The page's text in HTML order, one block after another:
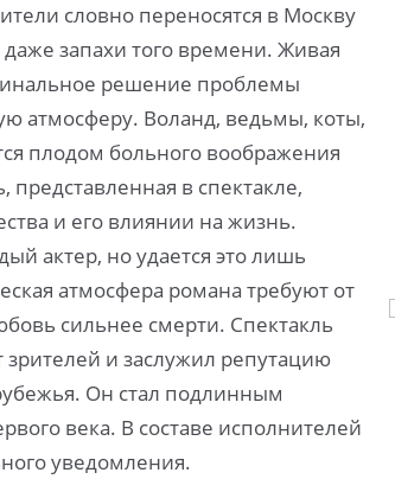
словно переносятся в Москву
запахи того времени. Живая
решение проблемы
атмосферу. Воланд, ведьмы, коты,
плодом больного воображения
в спектакле,
и его влиянии на жизнь.
актер, но удается это лишь
атмосфера романа требуют от
сильнее смерти. Спектакль
зрителей и заслужил репутацию
Он стал подлинным
века. В составе исполнителей
уведомления.